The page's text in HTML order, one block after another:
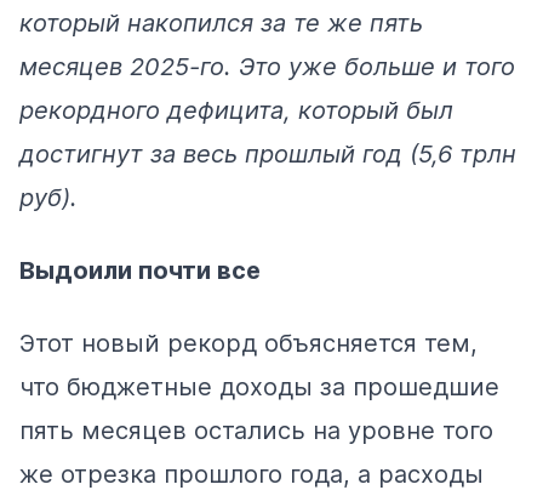
который накопился за те же пять
месяцев 2025-го. Это уже больше и того
рекордного дефицита, который был
достигнут за весь прошлый год (5,6 трлн
руб).
Выдоили почти все
Этот новый рекорд объясняется тем,
что бюджетные доходы за прошедшие
пять месяцев остались на уровне того
же отрезка прошлого года, а расходы